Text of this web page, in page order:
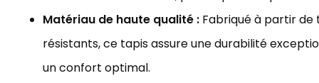
Matériau de haute qualité : Fabriqué à partir de
résistants, ce tapis assure une durabilité
un confort optimal.